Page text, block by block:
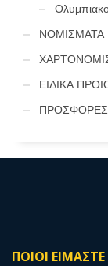
ΝΟΜΙΣΜΑΤΑ
ΕΙΔΙΚΑ
ΠΡΟΣΦΟΡΕΣ
ΠΟΙΟΙ ΕΙΜΑΣΤΕ